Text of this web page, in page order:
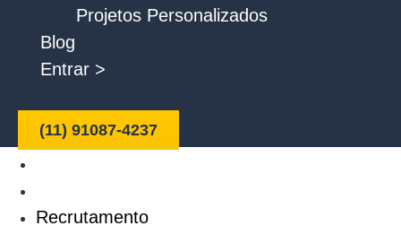
Projetos Personalizados
Blog
Entrar >
(11) 91087-4237
Recrutamento